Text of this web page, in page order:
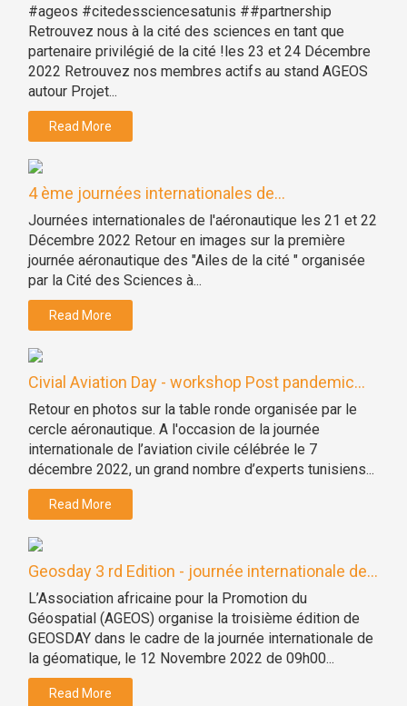
#ageos #citedessciencesatunis ##partnership
Retrouvez nous à la cité des sciences en tant que
partenaire privilégié de la cité !les 23 et 24 Décembre
2022 Retrouvez nos membres actifs au stand AGEOS
autour Projet...
Read More
4 ème journées internationales de...
Journées internationales de l'aéronautique les 21 et 22
Décembre 2022 Retour en images sur la première
journée aéronautique des "Ailes de la cité " organisée
par la Cité des Sciences à...
Read More
Civial Aviation Day - workshop Post pandemic...
Retour en photos sur la table ronde organisée par le
cercle aéronautique. A l'occasion de la journée
internationale de l’aviation civile célébrée le 7
décembre 2022, un grand nombre d’experts tunisiens...
Read More
Geosday 3 rd Edition - journée internationale de...
L’Association africaine pour la Promotion du
Géospatial (AGEOS) organise la troisième édition de
GEOSDAY dans le cadre de la journée internationale de
la géomatique, le 12 Novembre 2022 de 09h00...
Read More